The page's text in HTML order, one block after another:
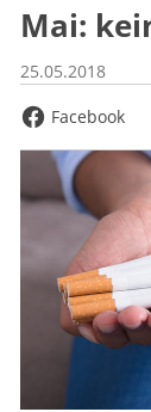
Mai:
25.05.2018
Facebook